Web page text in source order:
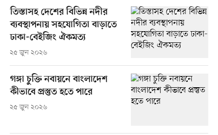
তিস্তাসহ দেশের বিভিন্ন নদীর
ব্যবস্থাপনায় সহযোগিতা বাড়াতে
ঢাকা-বেইজিং ঐকমত্য
২৫ জুন ২০২৬
গঙ্গা চুক্তি নবায়নে বাংলাদেশ
কীভাবে প্রস্তুত হতে পারে
২৫ জুন ২০২৬